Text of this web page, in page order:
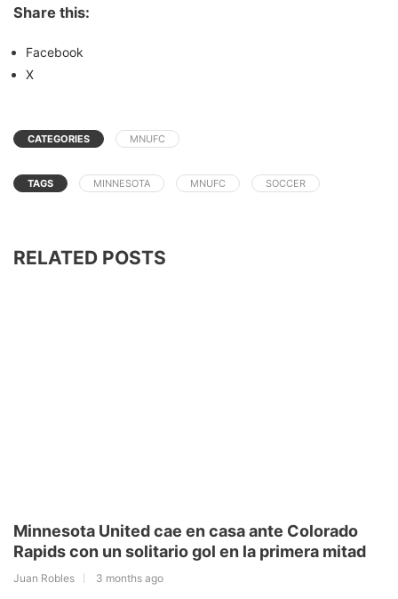
Share this:
Facebook
X
CATEGORIES MNUFC
TAGS MINNESOTA MNUFC SOCCER
RELATED POSTS
Minnesota United cae en casa ante Colorado
Rapids con un solitario gol en la primera mitad
Juan Robles 3 months ago